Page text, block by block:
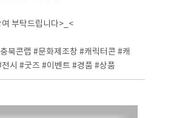
부탁드립니다>_<
북콘랩 #문화제조창 #캐릭터콘 #캐
시 #굿즈 #이벤트 #경품 #상품